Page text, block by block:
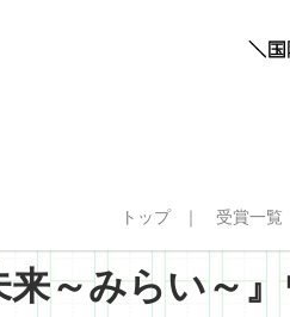
トップ 受賞一覧
来～みらい～